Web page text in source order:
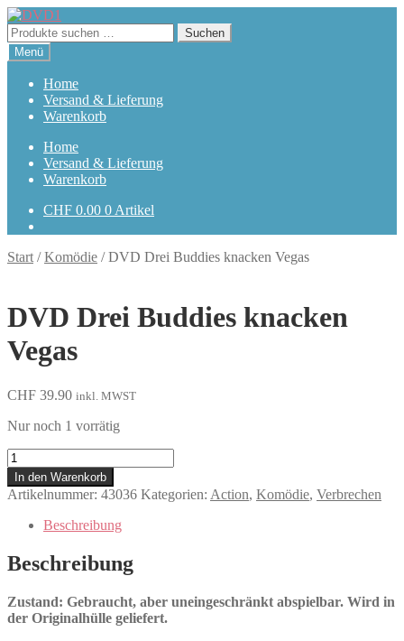
Zur
Navigation
springen
Zum
Inhalt
springen
Suchen
nach:
Suchen
Menü
Home
Versand & Lieferung
Warenkorb
Home
Versand & Lieferung
Warenkorb
CHF 0.00 0 Artikel
Start /Komödie /DVD Drei Buddies knacken Vegas
DVD Drei Buddies knacken
Vegas
CHF 39.90 inkl. MWST
Nur noch 1 vorrätig
Drei
Buddies
knacken
Vegas
Menge
In den Warenkorb
Artikelnummer: 43036 Kategorien: Action, Komödie, Verbrechen
Beschreibung
Beschreibung
Zustand: Gebraucht, aber uneingeschränkt abspielbar. Wird in
der Originalhülle geliefert.